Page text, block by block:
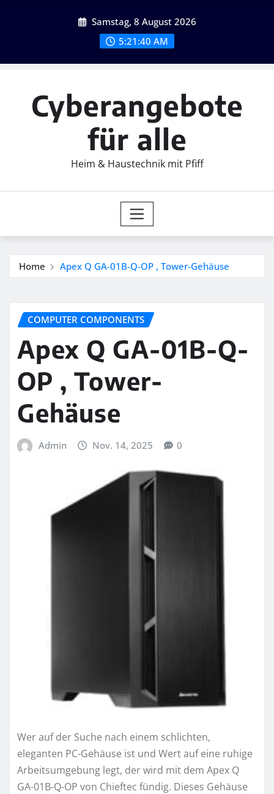
Samstag, 8 August 2026
5:21:41 AM
Cyberangebote
für alle
Heim & Haustechnik mit Pfiff
Home Apex Q GA-01B-Q-OP , Tower-Gehäuse
COMPUTER COMPONENTS
Apex Q GA-01B-Q-
OP , Tower-
Gehäuse
Admin Nov. 14, 2025 0
Wer auf der Suche nach einem schlichten,
eleganten PC-Gehäuse ist und Wert auf eine ruhige
Arbeitsumgebung legt, der wird mit dem Apex Q
GA-01B-Q-OP von Chieftec fündig. Dieses Gehäuse